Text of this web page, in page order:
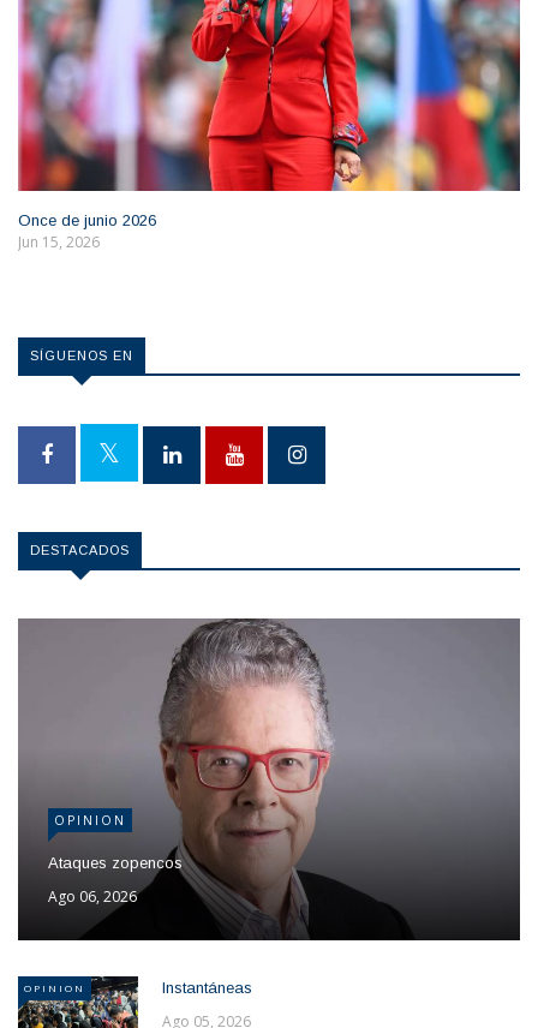
Once de junio 2026
Jun 15, 2026
SÍGUENOS EN
DESTACADOS
OPINION
Ataques zopencos
Ago 06, 2026
OPINION Instantáneas
Ago 05, 2026